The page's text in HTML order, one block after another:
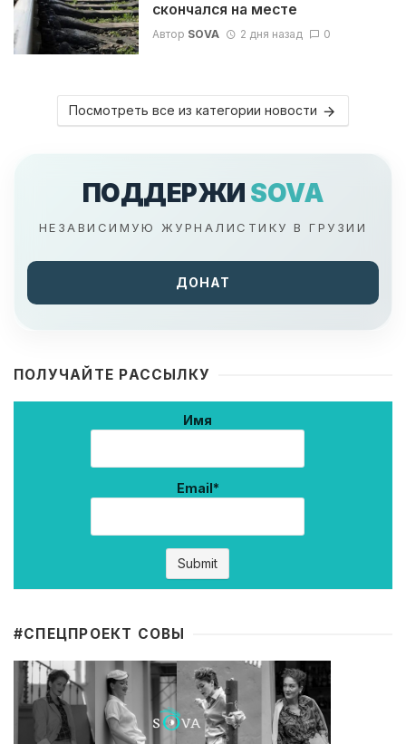
скончался на месте
Автор SOVA 2 дня назад 0
Посмотреть все из категории новости
ПОДДЕРЖИ SOVA
НЕЗАВИСИМУЮ ЖУРНАЛИСТИКУ В ГРУЗИИ
ДОНАТ
ПОЛУЧАЙТЕ РАССЫЛКУ
Имя
Email*
#CПЕЦПРОЕКТ СОВЫ